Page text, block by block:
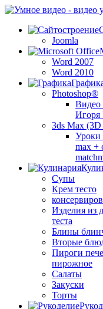
Joomla
Word 2007
Word 2010
Photoshop®
Видео
Игоря
3ds Max
Уроки
max +
Супы
Крем тесто
Изделия из
теста
Блины
Вторые
Пироги
пирожное
Салаты
Закуски
Торты